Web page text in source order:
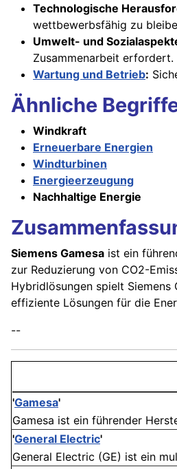
Technologische
wettbewerbsfähig zu
Umwelt- und
Zusammenarbeit erfordert.
Wartung und Betrieb:
Ähnliche
Windkraft
Erneuerbare Energien
Windturbinen
Energieerzeugung
Nachhaltige Energie
Siemens Gamesa ist ein
zur Reduzierung von CO2-
Hybridlösungen spielt
effiziente Lösungen für die
--
'Gamesa'
Gamesa ist ein führender
'General Electric'
General Electric (GE) ist ein